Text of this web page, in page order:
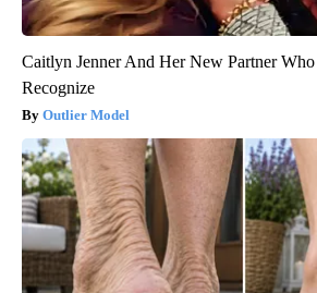
Caitlyn Jenner And Her New Partner
Recognize
Outlier Model